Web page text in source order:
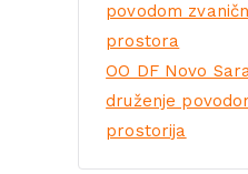
povodom
prostora
OO DF Novo
druženje
prostorija